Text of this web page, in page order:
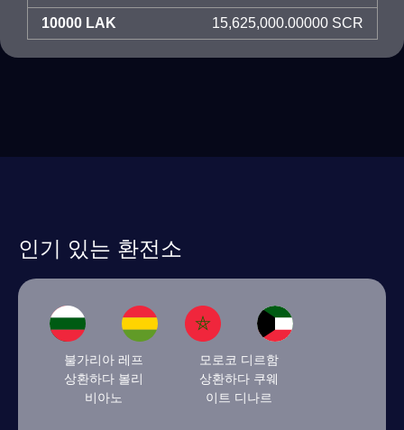
10000 LAK 15,625,000.00000 SCR
인기 있는 환전소
불가리아 레프
상환하다 볼리
비아노
모로코 디르함
상환하다 쿠웨
이트 디나르